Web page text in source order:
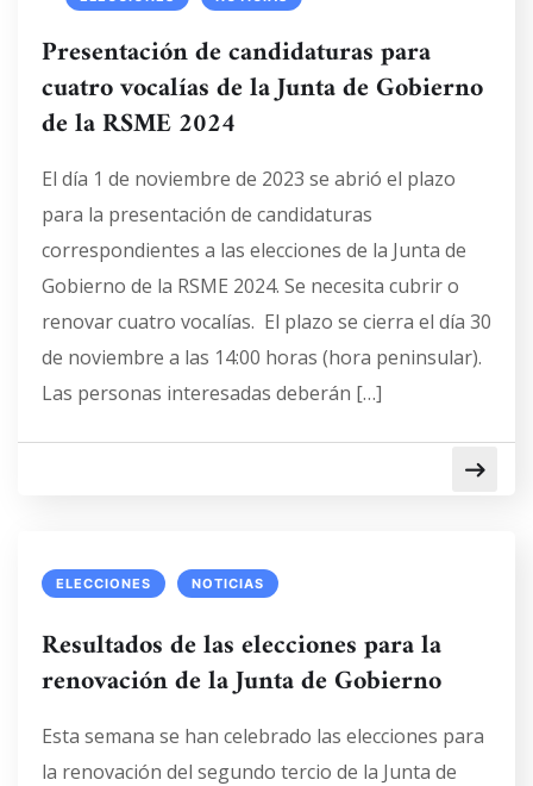
Presentación de candidaturas para
cuatro vocalías de la Junta de Gobierno
de la RSME 2024
El día 1 de noviembre de 2023 se abrió el plazo
para la presentación de candidaturas
correspondientes a las elecciones de la Junta de
Gobierno de la RSME 2024. Se necesita cubrir o
renovar cuatro vocalías. El plazo se cierra el día 30
de noviembre a las 14:00 horas (hora peninsular).
Las personas interesadas deberán […]
ELECCIONES NOTICIAS
Resultados de las elecciones para la
renovación de la Junta de Gobierno
Esta semana se han celebrado las elecciones para
la renovación del segundo tercio de la Junta de